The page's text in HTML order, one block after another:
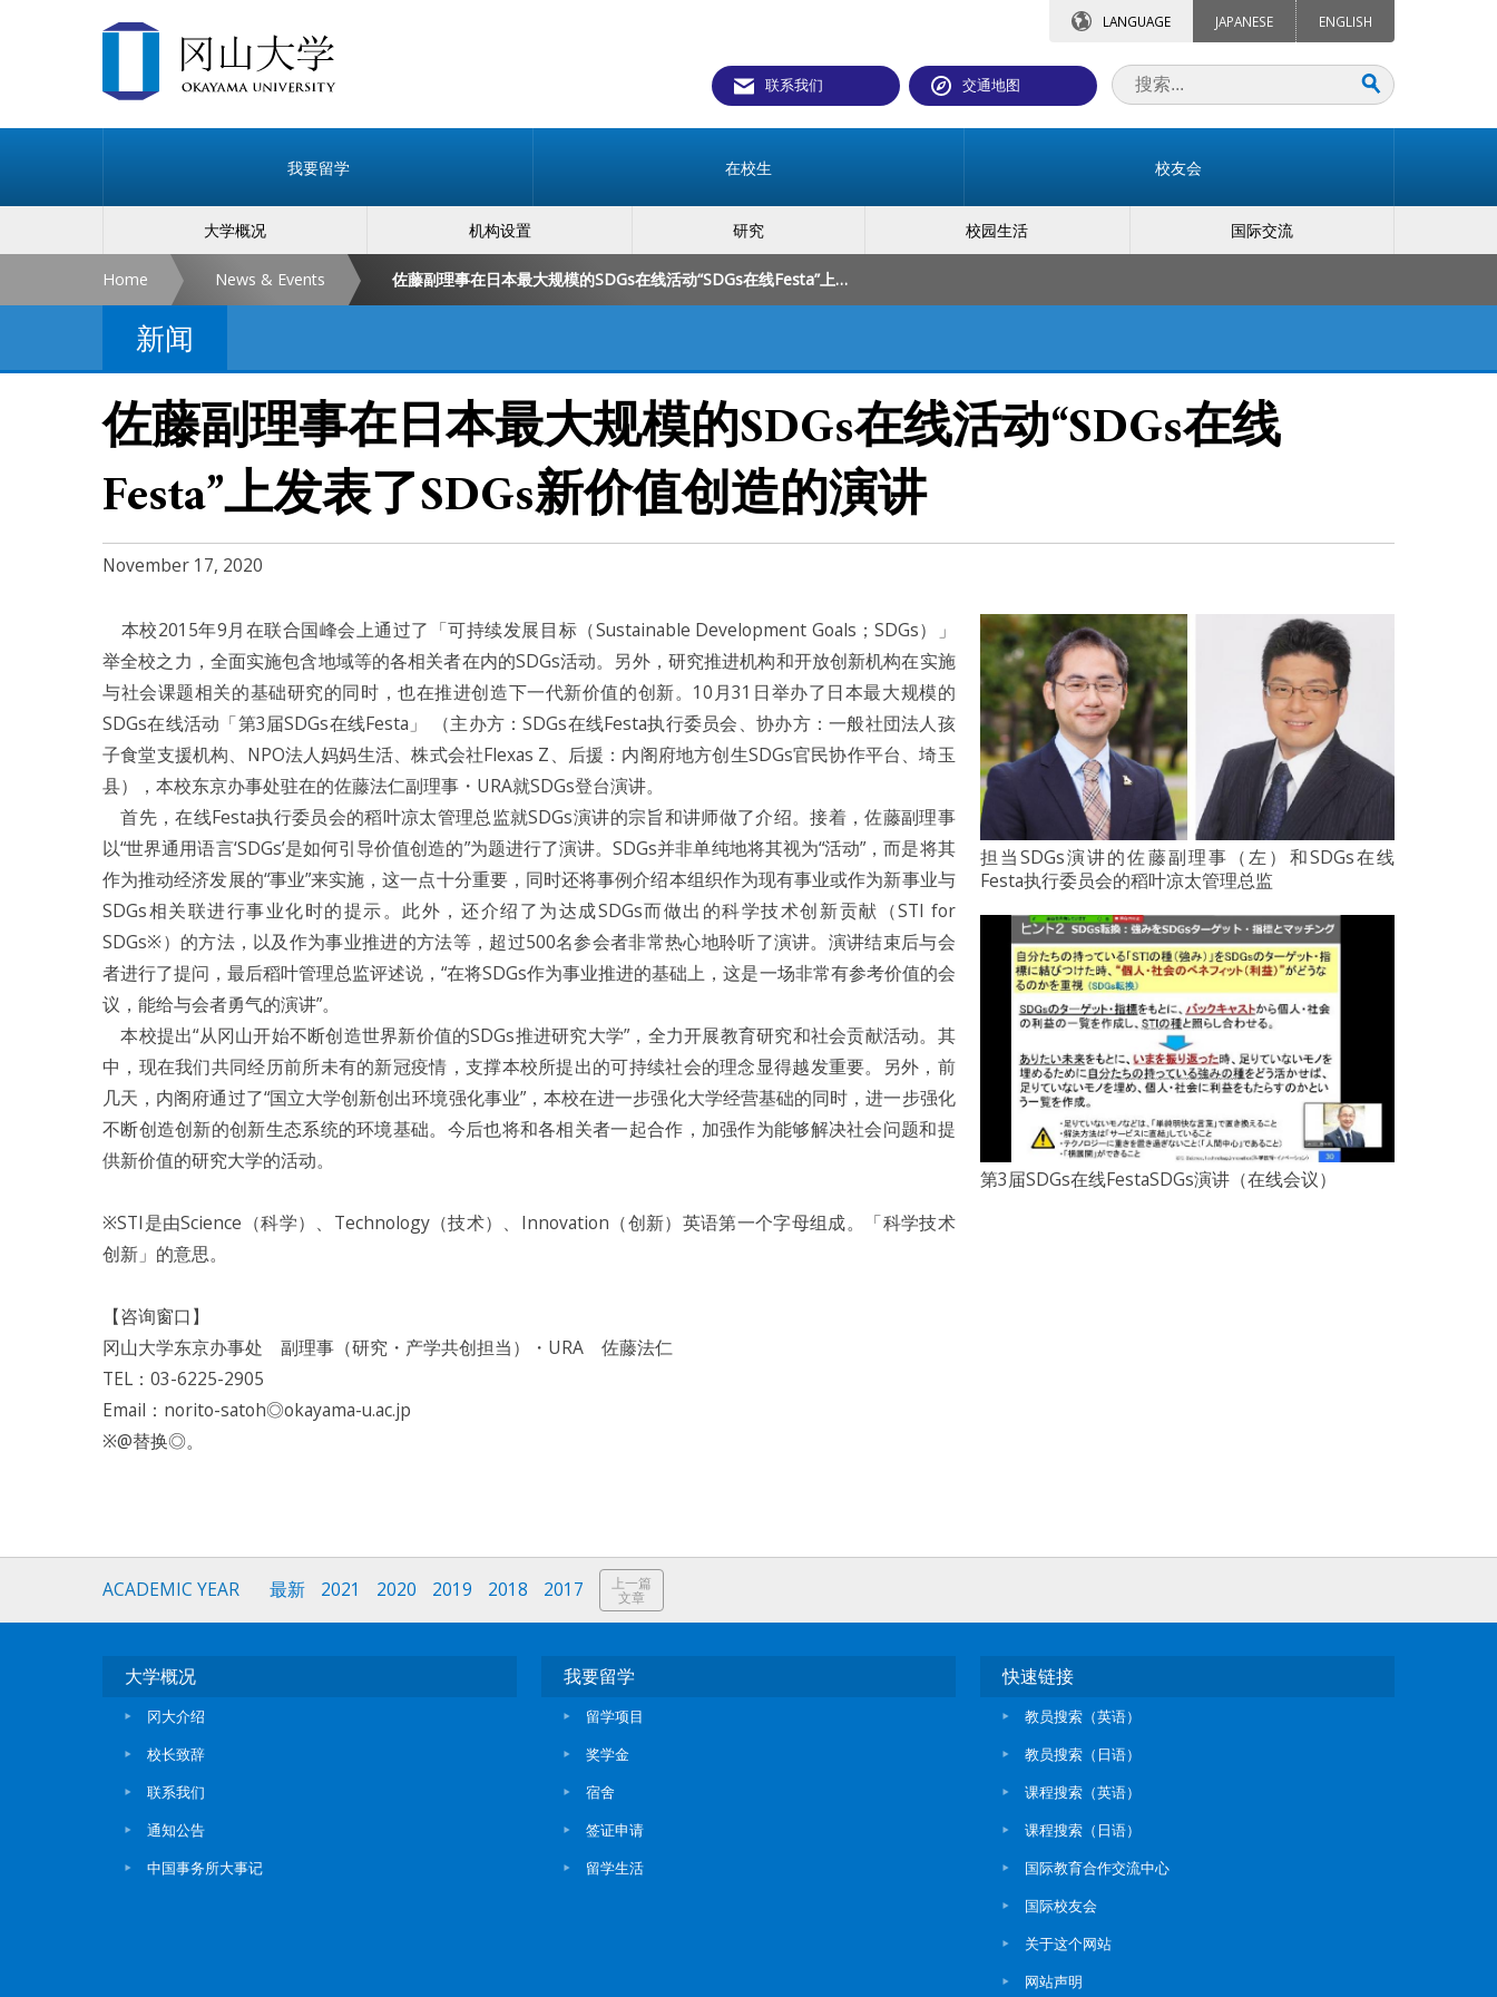
LANGUAGE JAPANESE ENGLISH
联系我们 交通地图
我要留学 在校生 校友会
大学概况 机构设置 研究 校园生活 国际交流
Home News & Events 佐藤副理事在日本最大规模的SDGs在线活动“SDGs在线Festa”上发表了SDGs新价值创造的演讲
新闻
佐藤副理事在日本最大规模的SDGs在线活动“SDGs在线
Festa”上发表了SDGs新价值创造的演讲
November 17, 2020
本校2015年9月在联合国峰会上通过了「可持续发展目标（Sustainable Development Goals；SDGs）」
举全校之力，全面实施包含地域等的各相关者在内的SDGs活动。另外，研究推进机构和开放创新机构在实施
与社会课题相关的基础研究的同时，也在推进创造下一代新价值的创新。10月31日举办了日本最大规模的
SDGs在线活动「第3届SDGs在线Festa」 （主办方：SDGs在线Festa执行委员会、协办方：一般社団法人孩
子食堂支援机构、NPO法人妈妈生活、株式会社Flexas Z、后援：内阁府地方创生SDGs官民协作平台、埼玉
县），本校东京办事处驻在的佐藤法仁副理事・URA就SDGs登台演讲。
首先，在线Festa执行委员会的稻叶凉太管理总监就SDGs演讲的宗旨和讲师做了介绍。接着，佐藤副理事
以“世界通用语言‘SDGs’是如何引导价值创造的”为题进行了演讲。SDGs并非单纯地将其视为“活动”，而是将其
作为推动经济发展的“事业”来实施，这一点十分重要，同时还将事例介绍本组织作为现有事业或作为新事业与
SDGs相关联进行事业化时的提示。此外，还介绍了为达成SDGs而做出的科学技术创新贡献（STI for
SDGs※）的方法，以及作为事业推进的方法等，超过500名参会者非常热心地聆听了演讲。演讲结束后与会
者进行了提问，最后稻叶管理总监评述说，“在将SDGs作为事业推进的基础上，这是一场非常有参考价值的会
议，能给与会者勇气的演讲”。
本校提出“从冈山开始不断创造世界新价值的SDGs推进研究大学”，全力开展教育研究和社会贡献活动。其
中，现在我们共同经历前所未有的新冠疫情，支撑本校所提出的可持续社会的理念显得越发重要。另外，前
几天，内阁府通过了“国立大学创新创出环境强化事业”，本校在进一步强化大学经营基础的同时，进一步强化
不断创造创新的创新生态系统的环境基础。今后也将和各相关者一起合作，加强作为能够解决社会问题和提
供新价值的研究大学的活动。
※STI是由Science（科学）、Technology（技术）、Innovation（创新）英语第一个字母组成。「科学技术
创新」的意思。
【咨询窗口】
冈山大学东京办事处 副理事（研究・产学共创担当）・URA 佐藤法仁
TEL：03-6225-2905
Email：norito-satoh◎okayama-u.ac.jp
※@替换◎。
担当SDGs演讲的佐藤副理事（左）和SDGs在线
Festa执行委员会的稻叶凉太管理总监
第3届SDGs在线FestaSDGs演讲（在线会议）
ACADEMIC YEAR 最新 2021 2020 2019 2018 2017 上一篇
文章
大学概况
冈大介绍
校长致辞
联系我们
通知公告
中国事务所大事记
我要留学
留学项目
奖学金
宿舍
签证申请
留学生活
快速链接
教员搜索（英语）
教员搜索（日语）
课程搜索（英语）
课程搜索（日语）
国际教育合作交流中心
国际校友会
关于这个网站
网站声明